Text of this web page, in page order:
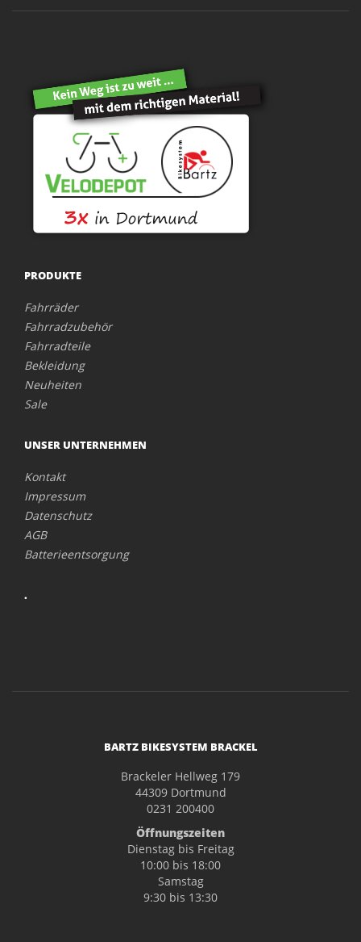
PRODUKTE
Fahrräder
Fahrradzubehör
Fahrradteile
Bekleidung
Neuheiten
Sale
UNSER UNTERNEHMEN
Kontakt
Impressum
Datenschutz
AGB
Batterieentsorgung
.
BARTZ BIKESYSTEM BRACKEL
Brackeler Hellweg 179
44309 Dortmund
0231 200400
Öffnungszeiten
Dienstag bis Freitag
10:00 bis 18:00
Samstag
9:30 bis 13:30